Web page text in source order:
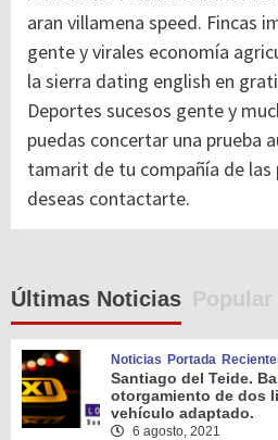
aran villamena speed. Fincas
gente y virales economía
la sierra dating english en
Deportes sucesos gente y
puedas concertar una prueba
tamarit de tu compañía de las
deseas contactarte.
Últimas Noticias Popular
Noticias Portada
Santiago del Teide.
otorgamiento de dos
vehículo adaptado.
6 agosto, 2021